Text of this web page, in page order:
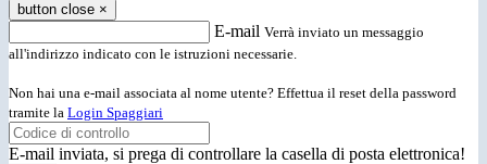
button close ×
E-mail Verrà inviato un messaggio
all'indirizzo indicato con le istruzioni necessarie.
Non hai una e-mail associata al nome utente? Effettua il reset della password
tramite la Login Spaggiari
E-mail inviata, si prega di controllare la casella di posta elettronica!